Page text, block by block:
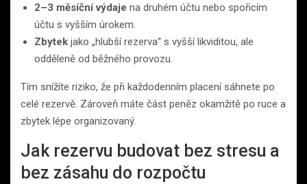
2–3 měsíční výdaje na druhém účtu nebo spořicím
účtu s vyšším úrokem.
Zbytek jako „hlubší rezerva“ s vyšší likviditou, ale
odděleně od běžného provozu.
Tím snížíte riziko, že při každodenním placení sáhnete po
celé rezervě. Zároveň máte část peněz okamžitě po ruce a
zbytek lépe organizovaný.
Jak rezervu budovat bez stresu a
bez zásahu do rozpočtu